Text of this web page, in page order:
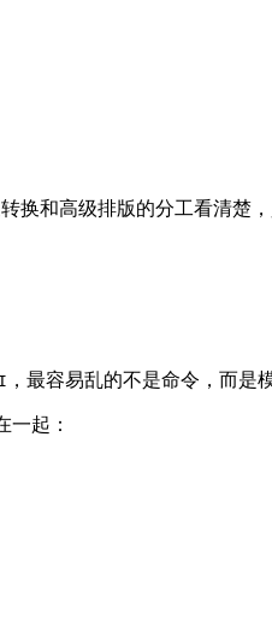
换和高级排版的分工看清楚
，最容易乱的不是命令，而是
一起：